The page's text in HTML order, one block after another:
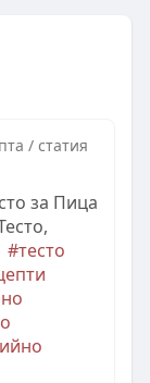
/ статия
за Пица
#тесто